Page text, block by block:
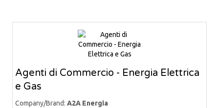
Agenti di Commercio - Energia Elettrica
e Gas
Company/Brand: A2A Energia